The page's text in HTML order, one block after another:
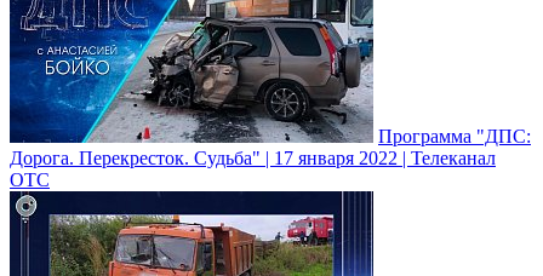
Программа "ДПС:
Дорога. Перекресток. Судьба" | 17 января 2022 | Телеканал
ОТС